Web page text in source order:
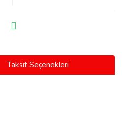
Taksit Seçenekleri